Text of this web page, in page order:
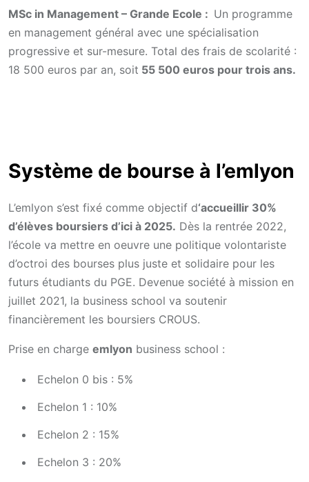
MSc in Management – Grande Ecole : Un programme
en management général avec une spécialisation
progressive et sur-mesure. Total des frais de scolarité :
18 500 euros par an, soit 55 500 euros pour trois ans.
Système de bourse à l’emlyon
L’emlyon s’est fixé comme objectif d‘accueillir 30%
d’élèves boursiers d’ici à 2025. Dès la rentrée 2022,
l’école va mettre en oeuvre une politique volontariste
d’octroi des bourses plus juste et solidaire pour les
futurs étudiants du PGE. Devenue société à mission en
juillet 2021, la business school va soutenir
financièrement les boursiers CROUS.
Prise en charge emlyon business school :
Echelon 0 bis : 5%
Echelon 1 : 10%
Echelon 2 : 15%
Echelon 3 : 20%